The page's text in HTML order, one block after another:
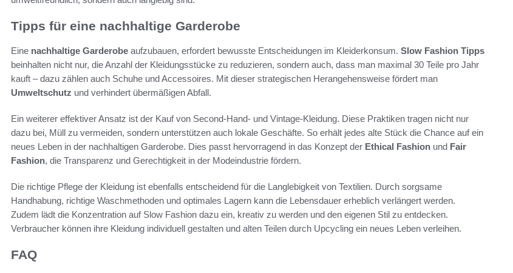
Tipps für eine nachhaltige Garderobe
Eine nachhaltige Garderobe aufzubauen, erfordert bewusste Entscheidungen im Kleiderkonsum. Slow Fashion Tipps
beinhalten nicht nur, die Anzahl der Kleidungsstücke zu reduzieren, sondern auch, dass man maximal 30 Teile pro Jahr
kauft – dazu zählen auch Schuhe und Accessoires. Mit dieser strategischen Herangehensweise fördert man
Umweltschutz und verhindert übermäßigen Abfall.
Ein weiterer effektiver Ansatz ist der Kauf von Second-Hand- und Vintage-Kleidung. Diese Praktiken tragen nicht nur
dazu bei, Müll zu vermeiden, sondern unterstützen auch lokale Geschäfte. So erhält jedes alte Stück die Chance auf ein
neues Leben in der nachhaltigen Garderobe. Dies passt hervorragend in das Konzept der Ethical Fashion und Fair
Fashion, die Transparenz und Gerechtigkeit in der Modeindustrie fördern.
Die richtige Pflege der Kleidung ist ebenfalls entscheidend für die Langlebigkeit von Textilien. Durch sorgsame
Handhabung, richtige Waschmethoden und optimales Lagern kann die Lebensdauer erheblich verlängert werden.
Zudem lädt die Konzentration auf Slow Fashion dazu ein, kreativ zu werden und den eigenen Stil zu entdecken.
Verbraucher können ihre Kleidung individuell gestalten und alten Teilen durch Upcycling ein neues Leben verleihen.
FAQ